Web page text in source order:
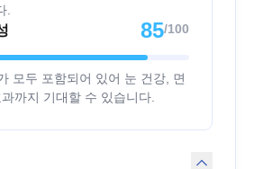
.
85/100
모두 포함되어 있어 눈 건강, 면
까지 기대할 수 있습니다.